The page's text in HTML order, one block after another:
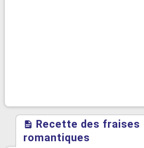
Recette des fraises
romantiques